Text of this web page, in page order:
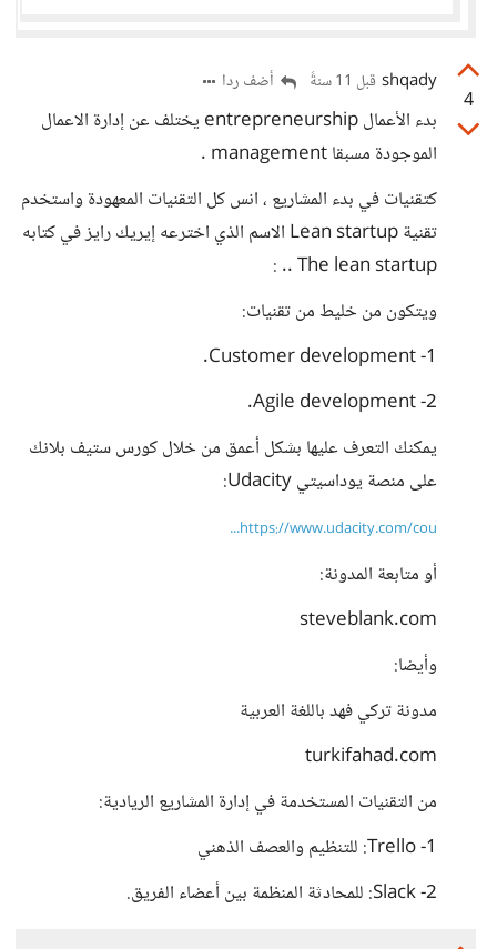
4
shqady قبل 11 سنةً أضف ردا
بدء الأعمال entrepreneurship يختلف عن إدارة الاعمال
الموجودة مسبقا management .
كتقنيات في بدء المشاريع ، انس كل التقنيات المعهودة واستخدم
تقنية Lean startup الاسم الذي اخترعه إيريك رايز في كتابه
The lean startup .. :
ويتكون من خليط من تقنيات:
1- Customer development.
2- Agile development.
يمكنك التعرف عليها بشكل أعمق من خلال كورس ستيف بلانك
على منصة يوداسيتي Udacity:
https://www.udacity.com/cou...
أو متابعة المدونة:
steveblank.com
وأيضا:
مدونة تركي فهد باللغة العربية
turkifahad.com
من التقنيات المستخدمة في إدارة المشاريع الريادية:
1- Trello: للتنظيم والعصف الذهني
2- Slack: للمحادثة المنظمة بين أعضاء الفريق.